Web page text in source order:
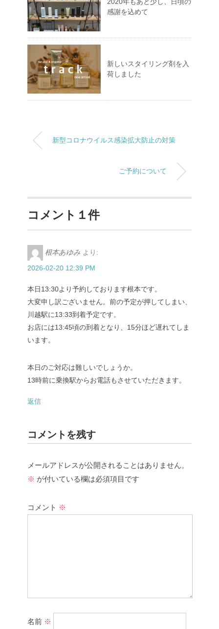
感謝を込めて
新しいスタイリング剤を入
荷しました
新型コロナウイルス感染拡大防止の対策
ご予約について
コメント１件
根本あゆみ より:
2026-02-20 12:39 PM
本日13:30より予約しております根本です。
大変申し訳ございません。前の予定が押してしまい、
川越駅に13:33到着予定です。
お店には13:45頃の到着となり、15分ほど遅れてしま
います。
本日のご対応は難しいでしょうか。
13時前に乗換駅からお電話もさせていただきます。
返信
コメントを残す
メールアドレスが公開されることはありません。
※ が付いている欄は必須項目です
コメント ※
名前 ※